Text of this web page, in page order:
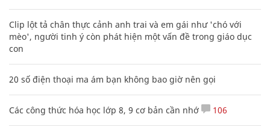
Clip lột tả chân thực cảnh anh trai và em gái như 'chó với
mèo', người tinh ý còn phát hiện một vấn đề trong giáo dục
con
20 số điện thoại ma ám bạn không bao giờ nên gọi
Các công thức hóa học lớp 8, 9 cơ bản cần nhớ 106